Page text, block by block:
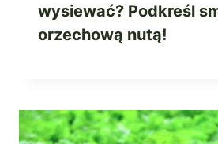
wysiewać? Podkreśl
orzechową nutą!